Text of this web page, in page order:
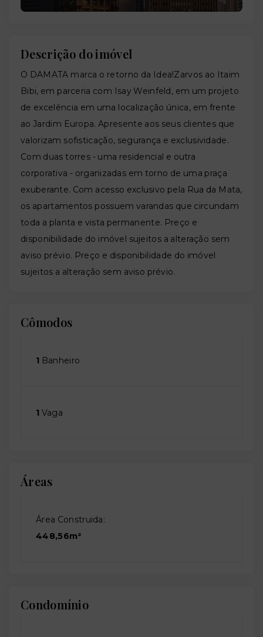
Descrição do imóvel
O DAMATA marca o retorno da Idea!Zarvos ao Itaim
Bibi, em parceria com Isay Weinfeld, em um projeto
de excelência em uma localização única, em frente
ao Jardim Europa. Apresente aos seus clientes que
valorizam sofisticação, segurança e exclusividade.
Com duas torres - uma residencial e outra
corporativa - organizadas em torno de uma praça
exuberante. Com acesso exclusivo pela Rua da Mata,
os apartamentos possuem varandas que circundam
toda a planta e vista permanente. Preço e
disponibilidade do imóvel sujeitos a alteração sem
aviso prévio. Preço e disponibilidade do imóvel
sujeitos a alteração sem aviso prévio.
Cômodos
1 Banheiro
1 Vaga
Áreas
Área Construida:
448,56m²
Condomínio